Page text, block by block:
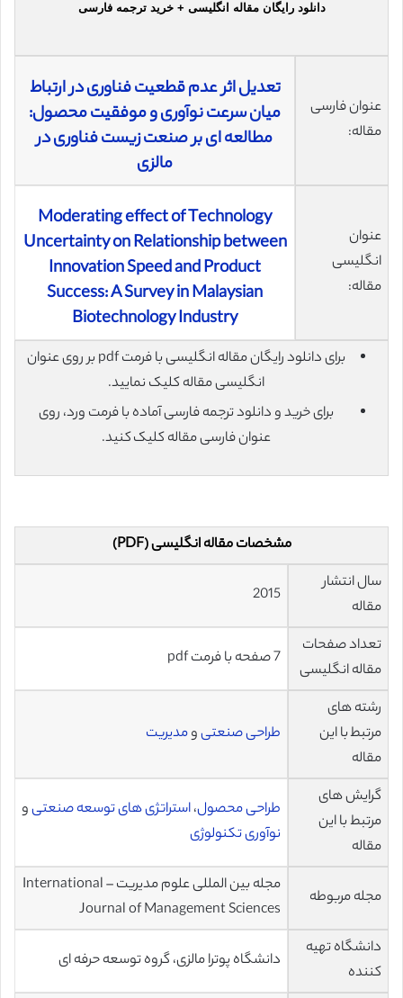
دانلود رایگان مقاله انگلیسی + خرید ترجمه فارسی
عنوان فارسی
مقاله:
تعدیل اثر عدم قطعیت فناوری در ارتباط
میان سرعت نوآوری و موفقیت محصول:
مطالعه ای بر صنعت زیست فناوری در
مالزی
عنوان
انگلیسی
مقاله:
Moderating effect of Technology
Uncertainty on Relationship between
Innovation Speed and Product
Success: A Survey in Malaysian
Biotechnology Industry
برای دانلود رایگان مقاله انگلیسی با فرمت pdf بر روی عنوان
انگلیسی مقاله کلیک نمایید.
برای خرید و دانلود ترجمه فارسی آماده با فرمت ورد، روی
عنوان فارسی مقاله کلیک کنید.
مشخصات مقاله انگلیسی (PDF)
سال انتشار
مقاله
2015
تعداد صفحات
مقاله انگلیسی
7 صفحه با فرمت pdf
رشته های
مرتبط با این
مقاله
طراحی صنعتیومدیریت
گرایش های
مرتبط با این
مقاله
طراحی محصول،استراتژی های توسعه صنعتیو
نوآوری تکنولوژی
مجله مربوطه
مجله بین المللی علوم مدیریت – International
Journal of Management Sciences
دانشگاه تهیه
کننده
دانشگاه پوترا مالزی، گروه توسعه حرفه ای